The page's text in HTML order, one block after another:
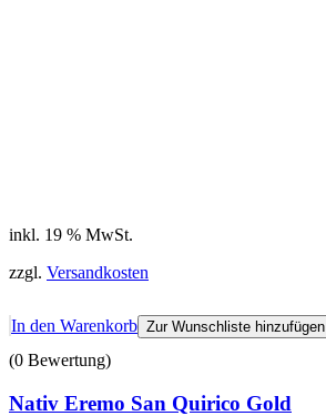
inkl. 19 % MwSt.
zzgl. Versandkosten
In den Warenkorb Zur Wunschliste hinzufügen
(0 Bewertung)
Nativ Eremo San Quirico Gold